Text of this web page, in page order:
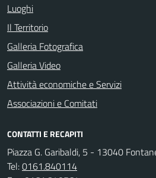
Luoghi
Il Territorio
Galleria Fotografica
Galleria Video
Attività economiche e Servizi
Associazioni e Comitati
CONTATTI E RECAPITI
Piazza G. Garibaldi, 5 - 13040
Tel:0161.840114